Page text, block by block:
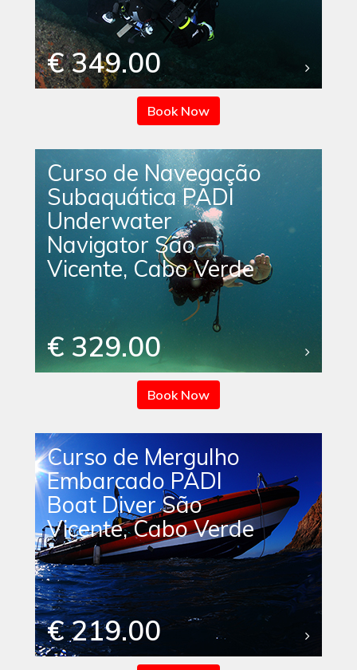
€ 349.00
Book Now
Curso de Navegação
Subaquática PADI
Underwater
Navigator São
Vicente, Cabo Verde
€ 329.00
Book Now
Curso de Mergulho
Embarcado PADI
Boat Diver São
Vicente, Cabo Verde
€ 219.00